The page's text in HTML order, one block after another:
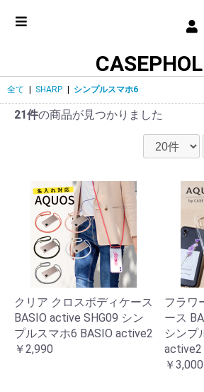
全て | SHARP | シンプルスマホ6
21件の商品が見つかりました
クリア クロスボディケース
BASIO active SHG09 シン
プルスマホ6 BASIO active2
￥2,990
フラワ
ース
シンプ
active2
￥3,000